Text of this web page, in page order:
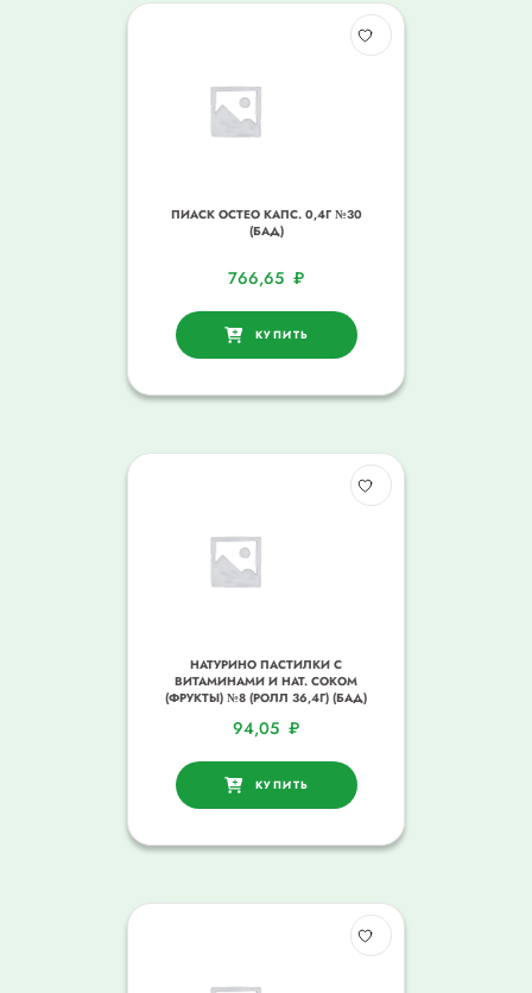
ПИАСК ОСТЕО КАПС. 0,4Г №30
(БАД)
766,65 ₽
КУПИТЬ
НАТУРИНО ПАСТИЛКИ С
ВИТАМИНАМИ И НАТ. СОКОМ
(ФРУКТЫ) №8 (РОЛЛ 36,4Г) (БАД)
94,05 ₽
КУПИТЬ